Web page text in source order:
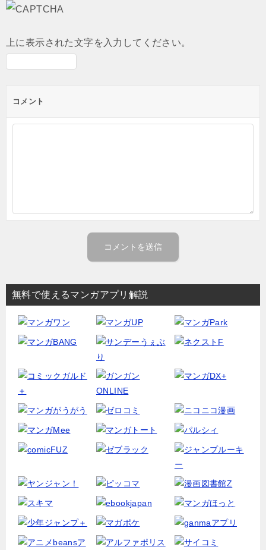
上に表示された文字を入力してください。
コメント
無料で使えるマンガアプリ解説